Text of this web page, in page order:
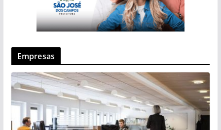
Empresas